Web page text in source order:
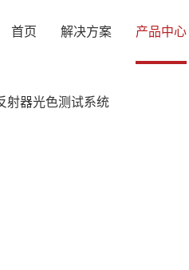
首页 解决方案 产品中心
射器光色测试系统